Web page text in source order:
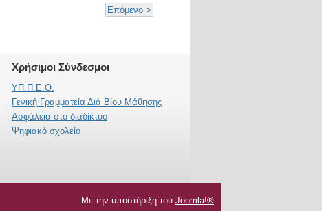
Επόμενο >
Χρήσιμοι Σύνδεσμοι
ΥΠ.Π.E.Θ.
Γενική Γραμματεία Διά Βίου Μάθησης
Ασφάλεια στο διαδίκτυο
Ψηφιακό σχολείο
Με την υποστήριξη του Joomla!®